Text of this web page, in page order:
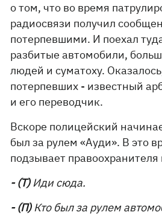
о том, что во время
радиосвязи получил
потерпевшими. И поехал
разбитые автомобили,
людей и суматоху.
потерпевших - известный
и его переводчик.
Вскоре полицейский
был за рулем «Ауди». В это
подзывает правоохранителя
- (Т)Иди сюда.
- (П)Кто был за рулем